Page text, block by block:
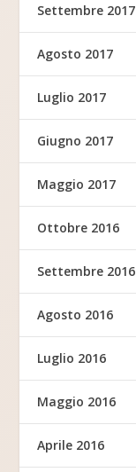
Settembre 2017
Agosto 2017
Luglio 2017
Giugno 2017
Maggio 2017
Ottobre 2016
Settembre 2016
Agosto 2016
Luglio 2016
Maggio 2016
Aprile 2016